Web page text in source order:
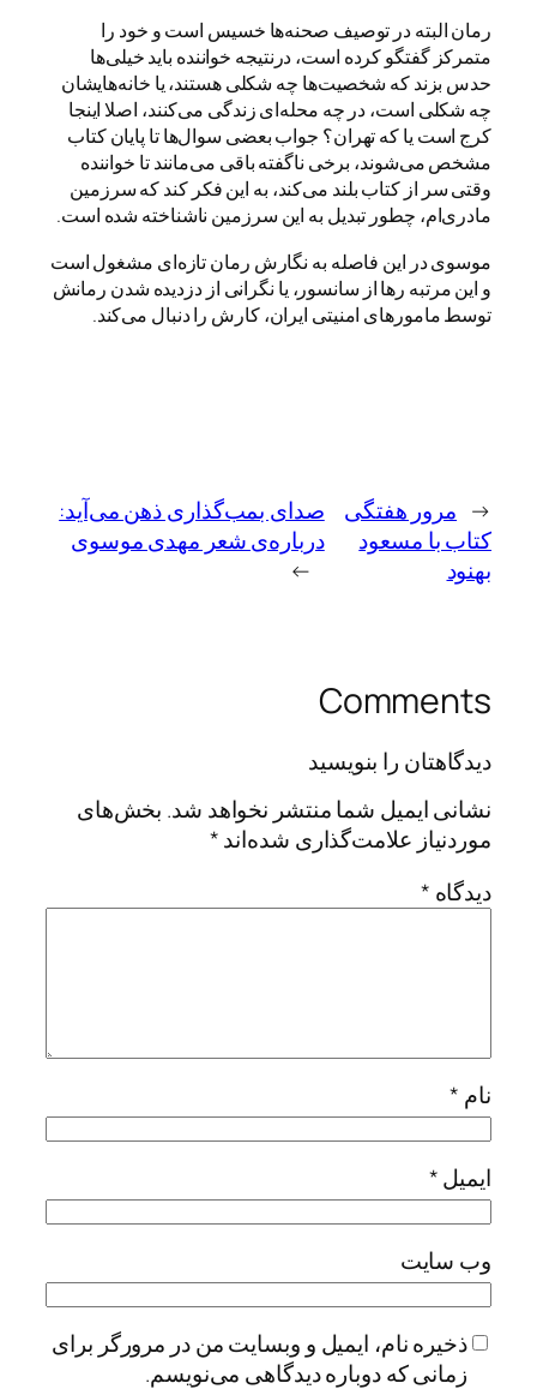
رمان البته در توصیف صحنه‌ها خسیس است و خود را
متمرکز گفتگو کرده است، درنتیجه خواننده باید خیلی‌ها
حدس بزند که شخصیت‌ها چه شکلی هستند، یا خانه‌هایشان
چه شکلی است، در چه محله‌ای زندگی می‌کنند، اصلا اینجا
کرج است یا که تهران؟ جواب بعضی سوال‌ها تا پایان کتاب
مشخص می‌شوند، برخی ناگفته باقی می‌مانند تا خواننده
وقتی سر از کتاب بلند می‌کند، به این فکر کند که سرزمین
مادری‌ام، چطور تبدیل به این سرزمین ناشناخته شده است.
موسوی در این فاصله به نگارش رمان تازه‌ای مشغول است
و این مرتبه رها از سانسور، یا نگرانی از دزدیده شدن رمانش
توسط مامورهای امنیتی ایران، کارش را دنبال می‌کند.
← مرور هفتگی
کتاب با مسعود
بهنود
صدای بمب‌گذاری ذهن می‌آید:
درباره‌ی شعر مهدی موسوی
→
Comments
دیدگاهتان را بنویسید
نشانی ایمیل شما منتشر نخواهد شد. بخش‌های
موردنیاز علامت‌گذاری شده‌اند*
دیدگاه *
نام *
ایمیل*
وب‌ سایت
ذخیره نام، ایمیل و وبسایت من در مرورگر برای
زمانی که دوباره دیدگاهی می‌نویسم.